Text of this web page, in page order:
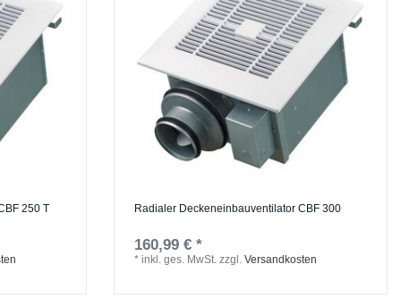
250 T Radialer Deckeneinbauventilator CBF 300
160,99 € *
*inkl. ges. MwSt. zzgl.Versandkosten